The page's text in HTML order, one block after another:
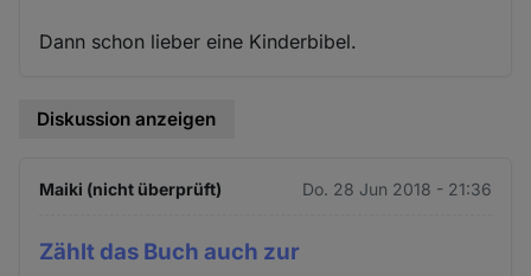
Dann schon lieber eine Kinderbibel.
Diskussion anzeigen
Maiki (nicht überprüft) Do. 28 Jun 2018 - 21:36
Zählt das Buch auch zur